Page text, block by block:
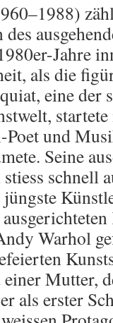
Jahre
als die
eine der
und
Seine
schnell
Warhol
Mutter,
als erster